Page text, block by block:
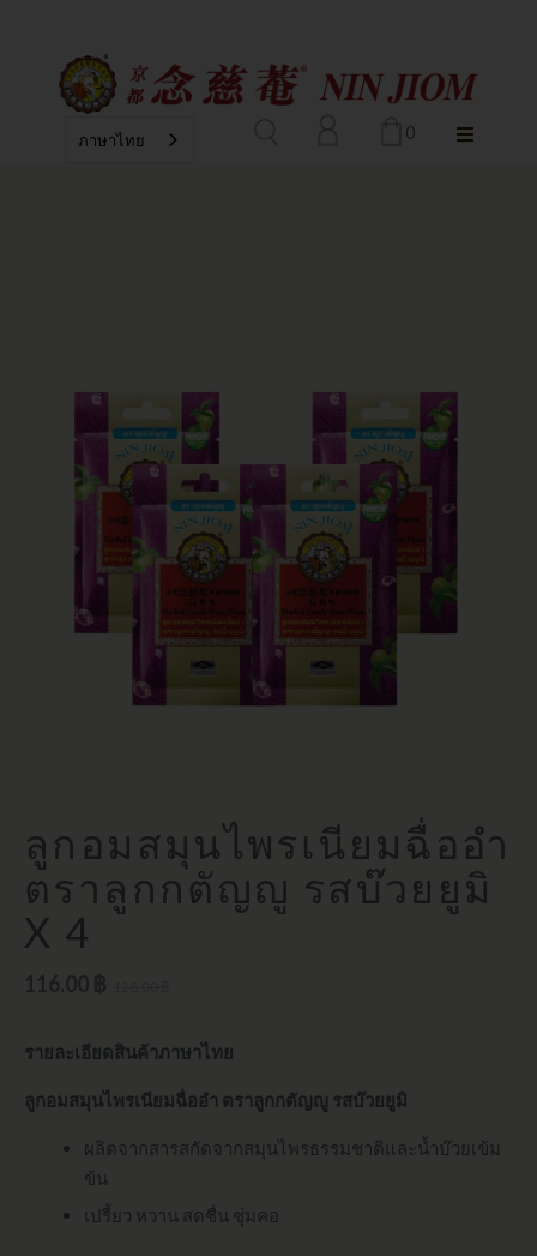
ภาษาไทย 0
ลูกอมสมุนไพรเนียมฉื่ออำ
ตราลูกกตัญญู รสบ๊วยยูมิ
X 4
รายละเอียดสินค้าภาษาไทย
ลูกอมสมุนไพรเนียมฉื่ออำ ตราลูกกตัญญู รสบ๊วยยูมิ
ผลิตจากสารสกัดจากสมุนไพรธรรมชาติและน้ำบ๊วยเข้ม
ข้น
เปรี้ยว หวาน สดชื่น ชุ่มคอ